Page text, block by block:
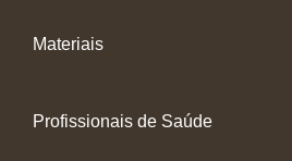
Materiais
Profissionais de Saúde